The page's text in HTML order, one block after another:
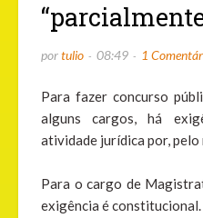
portulio 08:49 1
Para fazer concurso
alguns cargos, há
atividade jurídica por, pelo
Para o cargo de
exigência é constitucional.